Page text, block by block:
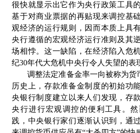
很快就显示出它作为央行政策工具
基于对商业票据的再贴现来调控基
观经济的运行规则，因而本质上具
央行遵循的宏观经济运行准则及其
场相悖。这一缺陷，在经济陷入危
纪30年代大危机中央行令人失望的表
调整法定准备金率一向被称为货
历史上，存款准备金制度的初始功
央银行制度建立以来人们发现，存
央行进行宏观调控的便利工具。
践，中央银行家们逐渐认识到，通